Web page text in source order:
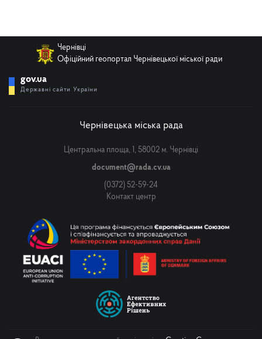
Чернівці
Офіційний геопортал Чернівецької міської ради
gov.ua
Державні сайти України
Чернівецька міська рада
Центральна площа, 1, 58002 м. Чернівці
document@rada.cv.ua
(0372) 52-59-24
Контакт центр